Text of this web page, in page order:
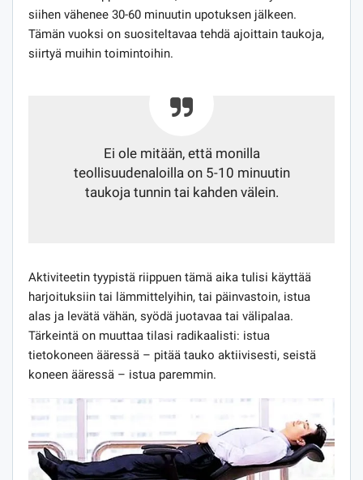
siihen vähenee 30-60 minuutin upotuksen jälkeen.
Tämän vuoksi on suositeltavaa tehdä ajoittain taukoja,
siirtyä muihin toimintoihin.
Ei ole mitään, että monilla
teollisuudenaloilla on 5-10 minuutin
taukoja tunnin tai kahden välein.
Aktiviteetin tyypistä riippuen tämä aika tulisi käyttää
harjoituksiin tai lämmittelyihin, tai päinvastoin, istua
alas ja levätä vähän, syödä juotavaa tai välipalaa.
Tärkeintä on muuttaa tilasi radikaalisti: istua
tietokoneen ääressä – pitää tauko aktiivisesti, seistä
koneen ääressä – istua paremmin.